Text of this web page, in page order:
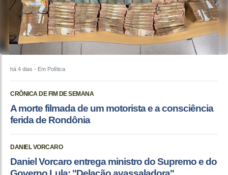
há 4 dias - Em Política
CRÔNICA DE FIM DE SEMANA
A morte filmada de um motorista e a consciência
ferida de Rondônia
DANIEL VORCARO
Daniel Vorcaro entrega ministro do Supremo e do